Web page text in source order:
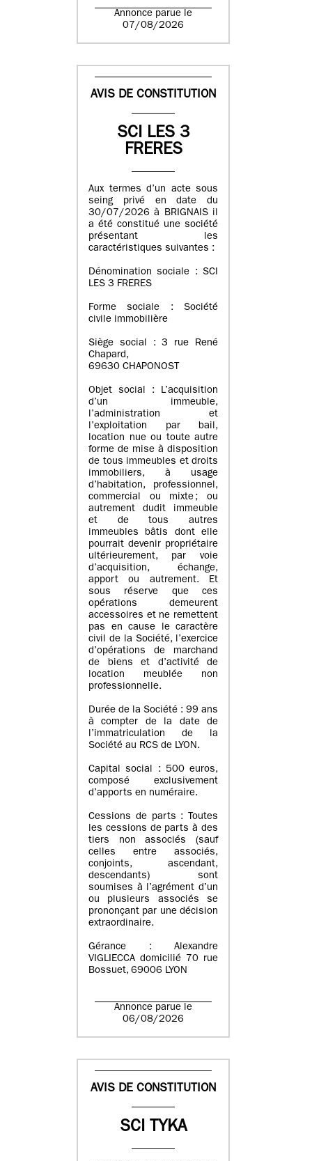
Annonce parue le
07/08/2026
AVIS DE CONSTITUTION
SCI LES 3
FRERES
Aux termes d’un acte sous
seing privé en date du
30/07/2026 à BRIGNAIS il
a été constitué une société
présentant les
caractéristiques suivantes :
Dénomination sociale : SCI
LES 3 FRERES
Forme sociale : Société
civile immobilière
Siège social : 3 rue René
Chapard,
69630 CHAPONOST
Objet social : L’acquisition
d’un immeuble,
l’administration et
l’exploitation par bail,
location nue ou toute autre
forme de mise à disposition
de tous immeubles et droits
immobiliers, à usage
d’habitation, professionnel,
commercial ou mixte ; ou
autrement dudit immeuble
et de tous autres
immeubles bâtis dont elle
pourrait devenir propriétaire
ultérieurement, par voie
d’acquisition, échange,
apport ou autrement. Et
sous réserve que ces
opérations demeurent
accessoires et ne remettent
pas en cause le caractère
civil de la Société, l’exercice
d’opérations de marchand
de biens et d’activité de
location meublée non
professionnelle.
Durée de la Société : 99 ans
à compter de la date de
l’immatriculation de la
Société au RCS de LYON.
Capital social : 500 euros,
composé exclusivement
d’apports en numéraire.
Cessions de parts : Toutes
les cessions de parts à des
tiers non associés (sauf
celles entre associés,
conjoints, ascendant,
descendants) sont
soumises à l’agrément d’un
ou plusieurs associés se
prononçant par une décision
extraordinaire.
Gérance : Alexandre
VIGLIECCA domicilié 70 rue
Bossuet, 69006 LYON
Annonce parue le
06/08/2026
AVIS DE CONSTITUTION
SCI TYKA